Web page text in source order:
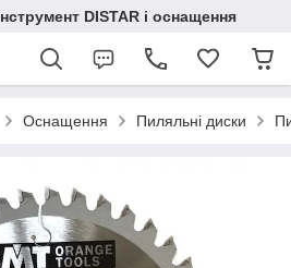
DISTAR і оснащення
Оснащення Пиляльні диски